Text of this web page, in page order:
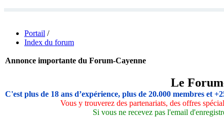
Portail /
Index du forum
Annonce importante du Forum-Cayenne
Le
C'est plus de 18 ans d’expérience, plus de 20.000 membres et
Vous y trouverez des partenariats, des offres
Si vous ne recevez pas l'email